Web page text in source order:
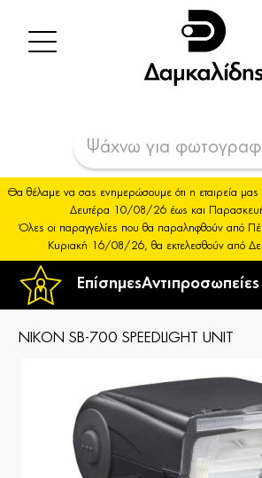
ΕπίσημεςΑντιπροσωπείες
Θα θέλαμε να σας ενημερώσουμε ότι η εταιρεία μας
Δευτέρα 10/08/26 έως και
Όλες οι παραγγελίες που θα παραληφθούν από
Κυριακή 16/08/26, θα εκτελεσθούν από
NIKON SB-700 SPEEDLIGHT UNIT